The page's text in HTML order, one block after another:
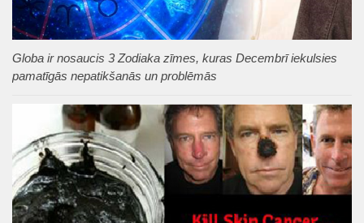
Globa ir nosaucis 3 Zodiaka zīmes, kuras Decembrī iekulsies
pamatīgās nepatikšanās un problēmās